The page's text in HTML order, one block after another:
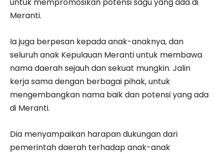
Meranti.
Ia juga berpesan kepada anak-anaknya, dan
seluruh anak Kepulauan Meranti untuk membawa
nama daerah sejauh dan sekuat mungkin. Jalin
kerja sama dengan berbagai pihak, untuk
mengembangkan nama baik dan potensi yang ada
di Meranti.
Dia menyampaikan harapan dukungan dari
pemerintah daerah terhadap anak-anak